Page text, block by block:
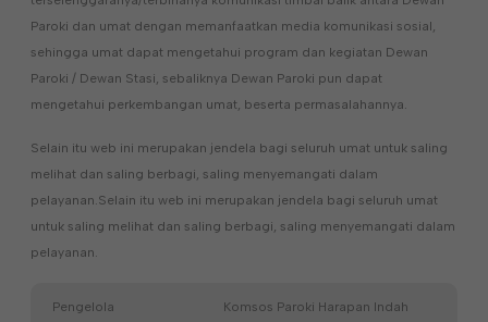
Paroki dan umat dengan memanfaatkan media komunikasi sosial,
sehingga umat dapat mengetahui program dan kegiatan Dewan
Paroki / Dewan Stasi, sebaliknya Dewan Paroki pun dapat
mengetahui perkembangan umat, beserta permasalahannya.
Selain itu web ini merupakan jendela bagi seluruh umat untuk saling
melihat dan saling berbagi, saling menyemangati dalam
pelayanan.Selain itu web ini merupakan jendela bagi seluruh umat
untuk saling melihat dan saling berbagi, saling menyemangati dalam
pelayanan.
Pengelola
Komsos Paroki Harapan Indah